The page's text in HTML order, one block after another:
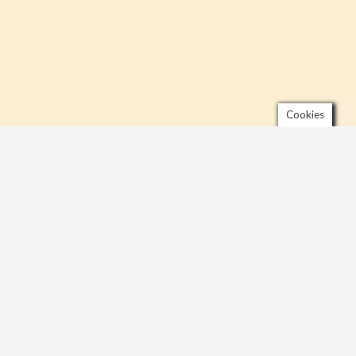
Cookies